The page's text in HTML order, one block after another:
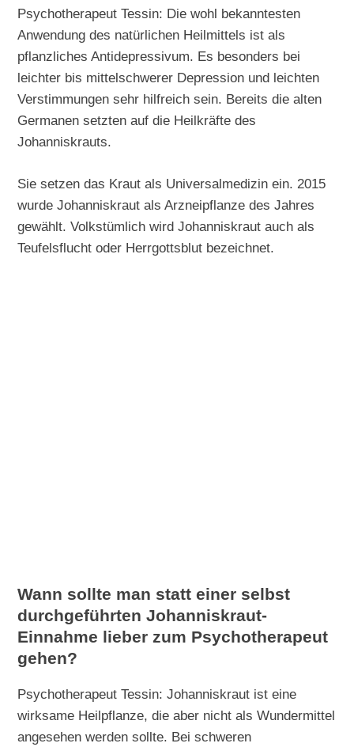
Psychotherapeut Tessin: Die wohl bekanntesten
Anwendung des natürlichen Heilmittels ist als
pflanzliches Antidepressivum. Es besonders bei
leichter bis mittelschwerer Depression und leichten
Verstimmungen sehr hilfreich sein. Bereits die alten
Germanen setzten auf die Heilkräfte des
Johanniskrauts.
Sie setzen das Kraut als Universalmedizin ein. 2015
wurde Johanniskraut als Arzneipflanze des Jahres
gewählt. Volkstümlich wird Johanniskraut auch als
Teufelsflucht oder Herrgottsblut bezeichnet.
Wann sollte man statt einer selbst
durchgeführten Johanniskraut-
Einnahme lieber zum Psychotherapeut
gehen?
Psychotherapeut Tessin: Johanniskraut ist eine
wirksame Heilpflanze, die aber nicht als Wundermittel
angesehen werden sollte. Bei schweren